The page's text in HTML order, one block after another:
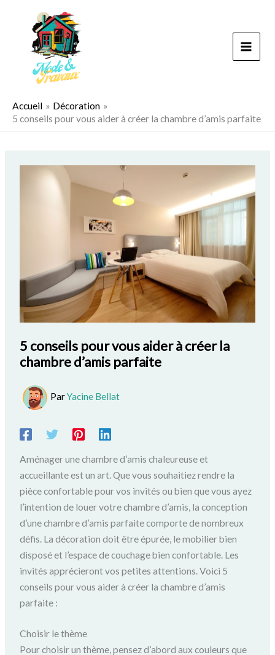
Accueil
Décoration
5 conseils pour vous aider à créer la chambre d’amis parfaite
5 conseils pour vous aider à créer la
chambre d’amis parfaite
ParYacine Bellat
Aménager une chambre d’amis chaleureuse et
accueillante est un art. Que vous souhaitiez rendre la
pièce confortable pour vos invités ou bien que vous ayez
l’intention de louer votre chambre d’amis, la conception
d’une chambre d’amis parfaite comporte de nombreux
défis. La décoration doit être épurée, le mobilier bien
disposé et l’espace de couchage bien confortable. Les
invités apprécieront vos petites attentions. Voici 5
conseils pour vous aider à créer la chambre d’amis
parfaite :
Choisir le thème
Pour choisir un thème, pensez d’abord aux couleurs que